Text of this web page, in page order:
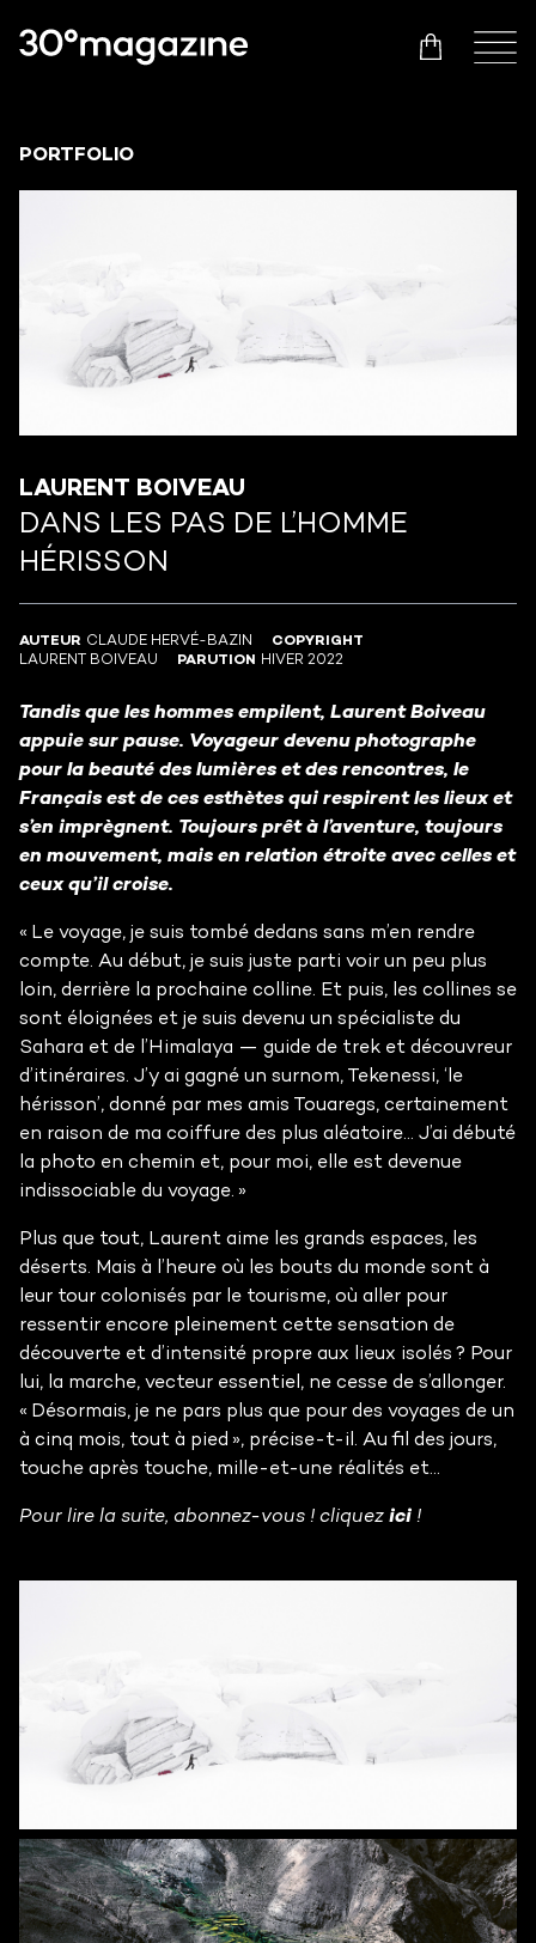
PORTFOLIO
LAURENT BOIVEAU
DANS LES PAS DE L’HOMME
HÉRISSON
AUTEUR CLAUDE HERVÉ-BAZIN
COPYRIGHT
LAURENT BOIVEAU
PARUTION HIVER 2022
Tandis que les hommes empilent, Laurent Boiveau
appuie sur pause. Voyageur devenu photographe
pour la beauté des lumières et des rencontres, le
Français est de ces esthètes qui respirent les lieux et
s’en imprègnent. Toujours prêt à l’aventure, toujours
en mouvement, mais en relation étroite avec celles et
ceux qu’il croise.
« Le voyage, je suis tombé dedans sans m’en rendre
compte. Au début, je suis juste parti voir un peu plus
loin, derrière la prochaine colline. Et puis, les collines se
sont éloignées et je suis devenu un spécialiste du
Sahara et de l’Himalaya — guide de trek et découvreur
d’itinéraires. J’y ai gagné un surnom, Tekenessi, ‘le
hérisson’, donné par mes amis Touaregs, certainement
en raison de ma coiffure des plus aléatoire… J’ai débuté
la photo en chemin et, pour moi, elle est devenue
indissociable du voyage. »
Plus que tout, Laurent aime les grands espaces, les
déserts. Mais à l’heure où les bouts du monde sont à
leur tour colonisés par le tourisme, où aller pour
ressentir encore pleinement cette sensation de
découverte et d’intensité propre aux lieux isolés ? Pour
lui, la marche, vecteur essentiel, ne cesse de s’allonger.
« Désormais, je ne pars plus que pour des voyages de un
à cinq mois, tout à pied », précise-t-il. Au fil des jours,
touche après touche, mille-et-une réalités et...
Pour lire la suite, abonnez-vous ! cliquez ici !